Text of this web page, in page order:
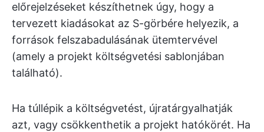
előrejelzéseket készíthetnek úgy, hogy a
tervezett kiadásokat az S-görbére helyezik, a
források felszabadulásának ütemtervével
(amely a projekt költségvetési sablonjában
található).
Ha túllépik a költségvetést, újratárgyalhatják
azt, vagy csökkenthetik a projekt hatókörét. Ha